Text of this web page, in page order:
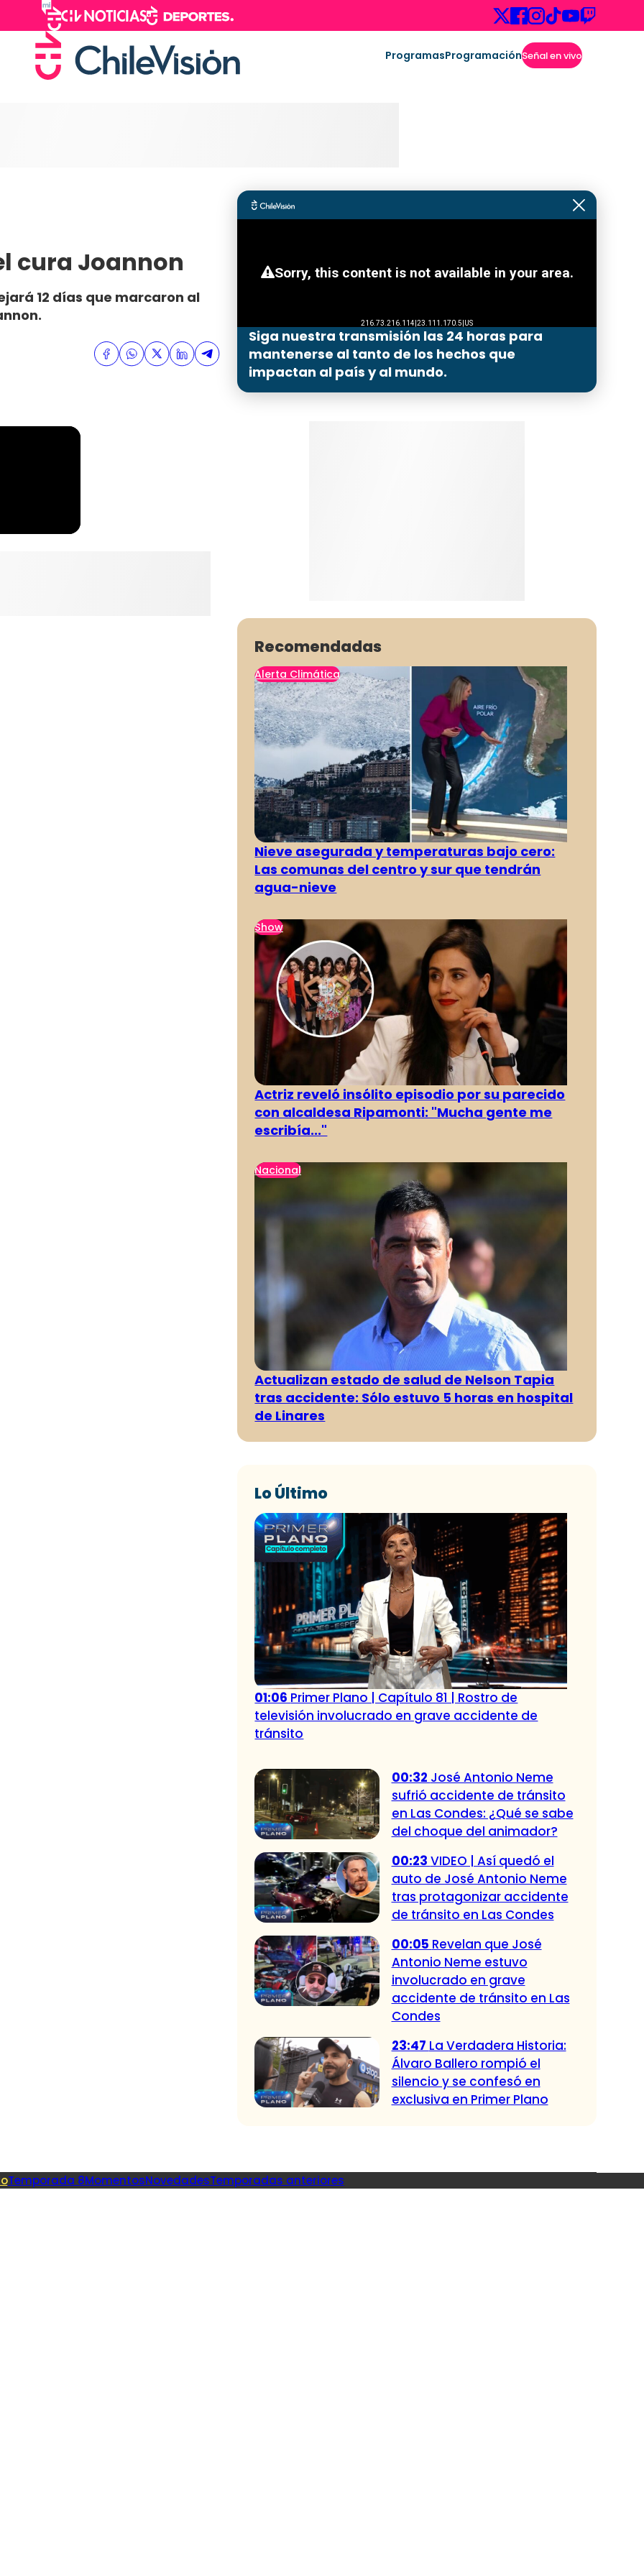
ProgramasProgramaciónSeñal en vivo
cura Joannon
12 días que marcaron al
Siga nuestra transmisión las 24 horas para
mantenerse al tanto de los hechos que
impactan al país y al mundo.
Recomendadas
Alerta Climática
Nieve asegurada y temperaturas bajo cero:
Las comunas del centro y sur que tendrán
agua-nieve
Show
Actriz reveló insólito episodio por su parecido
con alcaldesa Ripamonti: "Mucha gente me
escribía..."
Nacional
Actualizan estado de salud de Nelson Tapia
tras accidente: Sólo estuvo 5 horas en hospital
de Linares
Lo Último
01:06 Primer Plano | Capítulo 81 | Rostro de
televisión involucrado en grave accidente de
tránsito
00:32 José Antonio Neme
sufrió accidente de tránsito
en Las Condes: ¿Qué se sabe
del choque del animador?
00:23 VIDEO | Así quedó el
auto de José Antonio Neme
tras protagonizar accidente
de tránsito en Las Condes
00:05 Revelan que José
Antonio Neme estuvo
involucrado en grave
accidente de tránsito en Las
Condes
23:47 La Verdadera Historia:
Álvaro Ballero rompió el
silencio y se confesó en
exclusiva en Primer Plano
Temporada 8MomentosNovedadesTemporadas anteriores